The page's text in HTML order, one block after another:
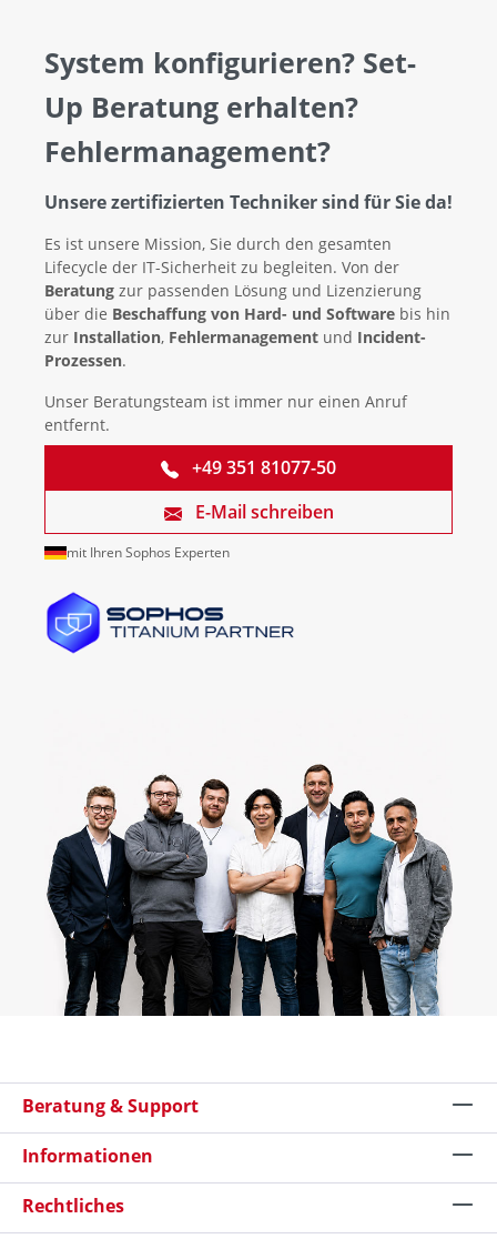
System konfigurieren? Set-
Up Beratung erhalten?
Fehlermanagement?
Unsere zertifizierten Techniker sind für Sie da!
Es ist unsere Mission, Sie durch den gesamten
Lifecycle der IT-Sicherheit zu begleiten. Von der
Beratung zur passenden Lösung und Lizenzierung
über die Beschaffung von Hard- und Software bis hin
zur Installation, Fehlermanagement und Incident-
Prozessen.
Unser Beratungsteam ist immer nur einen Anruf
entfernt.
+49 351 81077-50
E-Mail schreiben
mit Ihren Sophos Experten
Beratung & Support
Informationen
Rechtliches